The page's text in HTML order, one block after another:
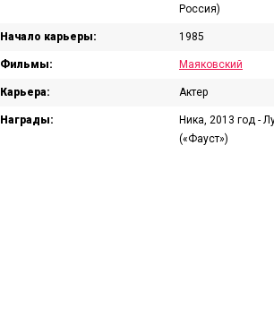
Россия)
Начало карьеры: 1985
Фильмы: Маяковский
Карьера: Актер
Награды:
Ника, 2013 год -
(«Фауст»)